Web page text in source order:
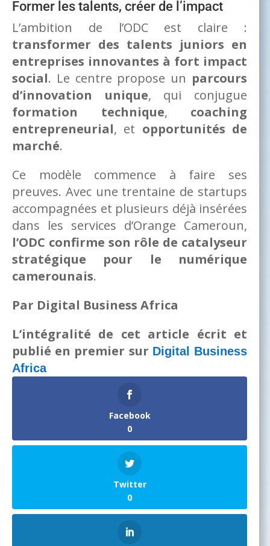
Former les talents, créer de l’impact
L’ambition de l’ODC est claire :
transformer des talents juniors en
entreprises innovantes à fort impact
social. Le centre propose un parcours
d’innovation unique, qui conjugue
formation technique, coaching
entrepreneurial, et opportunités de
marché.
Ce modèle commence à faire ses
preuves. Avec une trentaine de startups
accompagnées et plusieurs déjà insérées
dans les services d’Orange Cameroun,
l’ODC confirme son rôle de catalyseur
stratégique pour le numérique
camerounais.
Par Digital Business Africa
L’intégralité de cet article écrit et
publié en premier sur Digital Business
Africa
Facebook
0
Twitter
0